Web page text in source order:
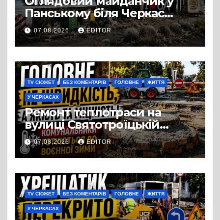
Панському біля Черкас
перетворився на занедбане
сміттєзвалище
07.08.2026 EDITOR
TV СЮЖЕТ БЕЗ КОМЕНТАРІВ ГОЛОВНЕ ЖИТТЯ
У ЧЕРКАСАХ
Ремонт теплотраси на
вулиці Святотроїцькій
затягнувся порівняно із
запланованими термінами.
Вулицю досі не відкрили
для руху
07.08.2026 EDITOR
TV СЮЖЕТ БЕЗ КОМЕНТАРІВ ГОЛОВНЕ ЖИТТЯ
У ЧЕРКАСАХ